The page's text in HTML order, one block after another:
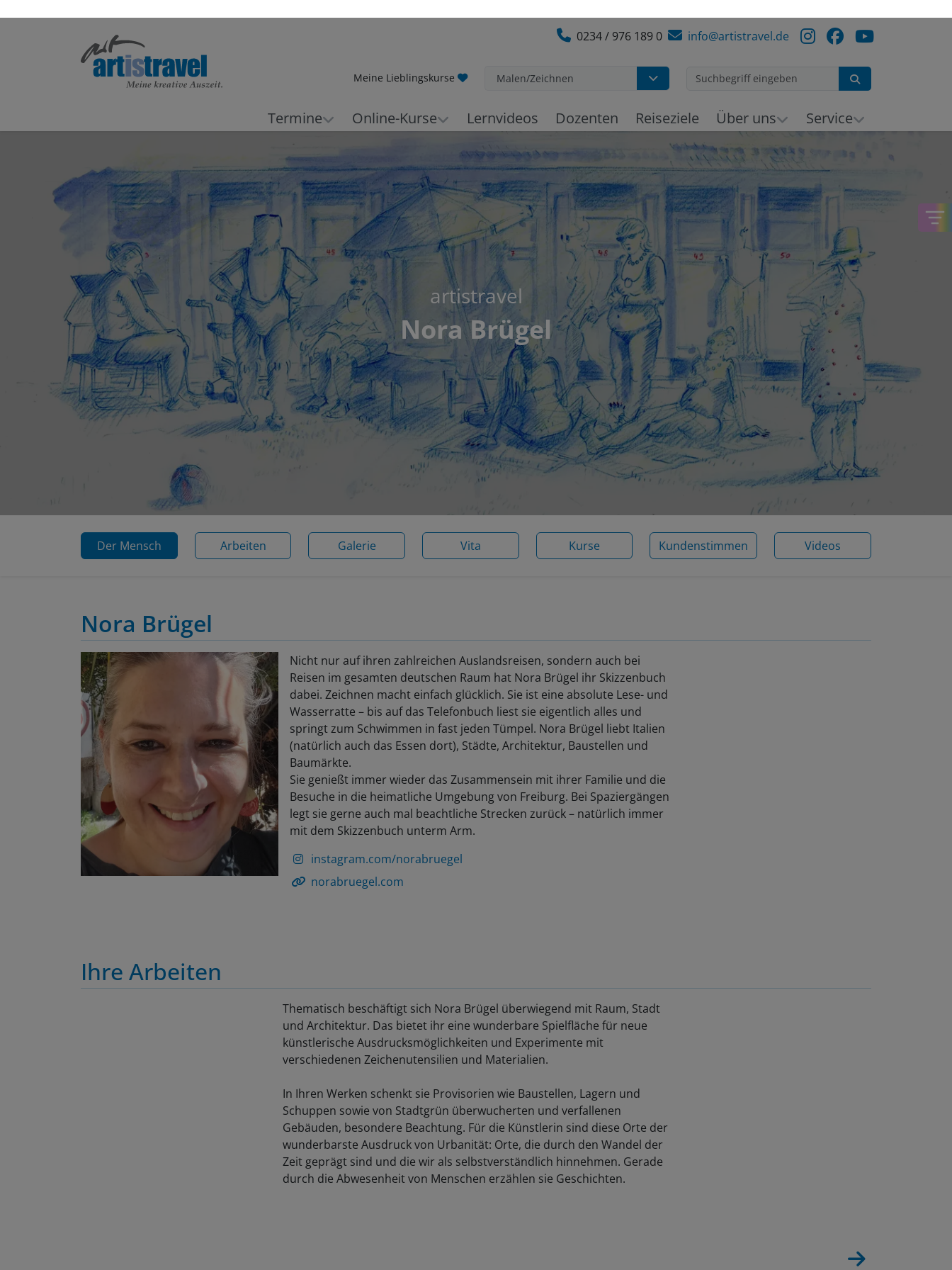
0234 / 976 189 0 info@artistravel.de
artistravel
Nora Brügel
Der Mensch Arbeiten Galerie Vita Kurse Kundenstimmen Videos
Nora Brügel
Nicht nur auf ihren zahlreichen Auslandsreisen, sondern auch bei
Reisen im gesamten deutschen Raum hat Nora Brügel ihr Skizzenbuch
dabei. Zeichnen macht einfach glücklich. Sie ist eine absolute Lese- und
Wasserratte – bis auf das Telefonbuch liest sie eigentlich alles und
springt zum Schwimmen in fast jeden Tümpel. Nora Brügel liebt Italien
(natürlich auch das Essen dort), Städte, Architektur, Baustellen und
Baumärkte.
Sie genießt immer wieder das Zusammensein mit ihrer Familie und die
Besuche in die heimatliche Umgebung von Freiburg. Bei Spaziergängen
legt sie gerne auch mal beachtliche Strecken zurück – natürlich immer
mit dem Skizzenbuch unterm Arm.
instagram.com/norabruegel
norabruegel.com
Ihre Arbeiten
Thematisch beschäftigt sich Nora Brügel überwiegend mit Raum, Stadt
und Architektur. Das bietet ihr eine wunderbare Spielfläche für neue
künstlerische Ausdrucksmöglichkeiten und Experimente mit
verschiedenen Zeichenutensilien und Materialien.
In Ihren Werken schenkt sie Provisorien wie Baustellen, Lagern und
Schuppen sowie von Stadtgrün überwucherten und verfallenen
Gebäuden, besondere Beachtung. Für die Künstlerin sind diese Orte der
wunderbarste Ausdruck von Urbanität: Orte, die durch den Wandel der
Zeit geprägt sind und die wir als selbstverständlich hinnehmen. Gerade
durch die Abwesenheit von Menschen erzählen sie Geschichten.